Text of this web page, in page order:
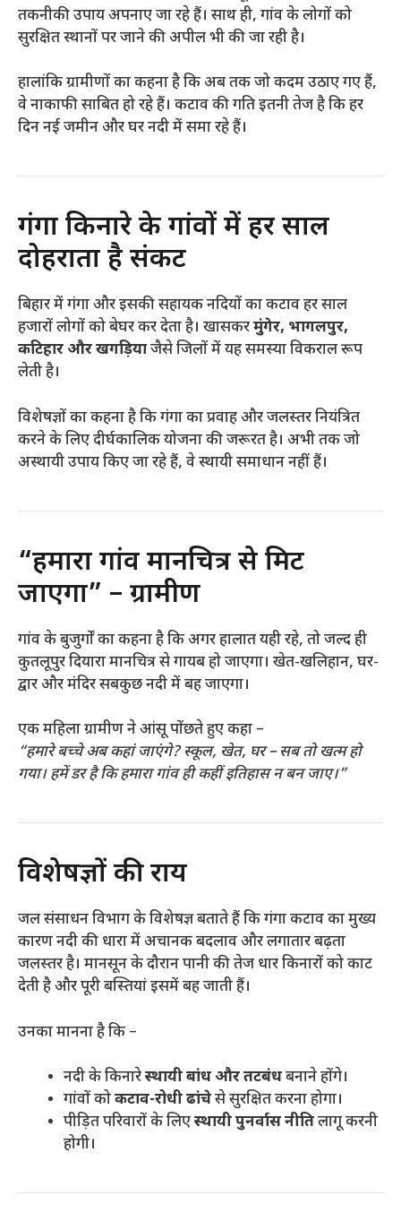
तकनीकी उपाय अपनाए जा रहे हैं। साथ ही, गांव के लोगों को
सुरक्षित स्थानों पर जाने की अपील भी की जा रही है।
हालांकि ग्रामीणों का कहना है कि अब तक जो कदम उठाए गए हैं,
वे नाकाफी साबित हो रहे हैं। कटाव की गति इतनी तेज है कि हर
दिन नई जमीन और घर नदी में समा रहे हैं।
गंगा किनारे के गांवों में हर साल
दोहराता है संकट
बिहार में गंगा और इसकी सहायक नदियों का कटाव हर साल
हजारों लोगों को बेघर कर देता है। खासकरमुंगेर, भागलपुर,
कटिहार और खगड़ियाजैसे जिलों में यह समस्या विकराल रूप
लेती है।
विशेषज्ञों का कहना है कि गंगा का प्रवाह और जलस्तर नियंत्रित
करने के लिए दीर्घकालिक योजना की जरूरत है। अभी तक जो
अस्थायी उपाय किए जा रहे हैं, वे स्थायी समाधान नहीं हैं।
“हमारा गांव मानचित्र से मिट
जाएगा” – ग्रामीण
गांव के बुजुर्गों का कहना है कि अगर हालात यही रहे, तो जल्द ही
कुतलूपुर दियारा मानचित्र से गायब हो जाएगा। खेत-खलिहान, घर-
द्वार और मंदिर सबकुछ नदी में बह जाएगा।
एक महिला ग्रामीण ने आंसू पोंछते हुए कहा –
“हमारे बच्चे अब कहां जाएंगे? स्कूल, खेत, घर – सब तो खत्म हो
गया। हमें डर है कि हमारा गांव ही कहीं इतिहास न बन जाए।”
विशेषज्ञों की राय
जल संसाधन विभाग के विशेषज्ञ बताते हैं कि गंगा कटाव का मुख्य
कारण नदी की धारा में अचानक बदलाव और लगातार बढ़ता
जलस्तर है। मानसून के दौरान पानी की तेज धार किनारों को काट
देती है और पूरी बस्तियां इसमें बह जाती हैं।
उनका मानना है कि –
नदी के किनारेस्थायी बांध और तटबंधबनाने होंगे।
गांवों कोकटाव-रोधी ढांचेसे सुरक्षित करना होगा।
पीड़ित परिवारों के लिएस्थायी पुनर्वास नीतिलागू करनी
होगी।